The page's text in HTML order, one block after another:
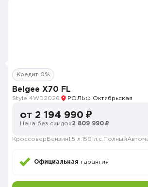
Кредит 0%
Belgee X70 FL
Style 4WD2026 РОЛЬФ Октябрьская
от 2 194 990 ₽
Цена без скидок2 809 990 ₽
Кроссовер Бензин1.5 л. 150 л.с. Полный
Официальная гарантия